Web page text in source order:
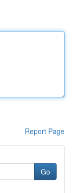
Report Page
Go